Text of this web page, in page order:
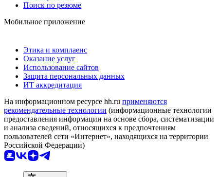
Поиск по резюме
Мобильное приложение
Этика и комплаенс
Оказание услуг
Использование сайтов
Защита персональных данных
ИТ аккредитация
На информационном ресурсе hh.ru применяются
рекомендательные технологии (информационные технологии
предоставления информации на основе сбора, систематизации
и анализа сведений, относящихся к предпочтениям
пользователей сети «Интернет», находящихся на территории
Российской Федерации)